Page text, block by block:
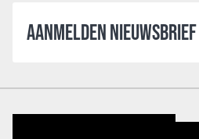
AANMELDEN NIEUWSBRIEF